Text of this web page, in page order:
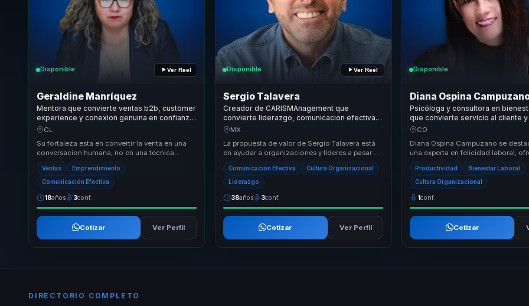
Disponible Ver Reel
Geraldine Manríquez
Mentora que convierte ventas b2b, customer
experience y conexion genuina en confianza
para emprendedores, lideres y equipos.
CL
Su fortaleza esta en convertir la venta en una
conversacion humana, no en una tecnica
agresiva. Combina experiencia emprendedora,
pedagog...
Ventas Emprendimiento
Comunicación Efectiva
18años 3conf.
Cotizar Ver Perfil
Disponible Ver Reel
Sergio Talavera
Creador de CARISMAnagement que
convierte liderazgo, comunicacion efectiva y
cultura humana en claridad, agilidad y
MX
La propuesta de valor de Sergio Talavera está
en ayudar a organizaciones y líderes a pasar de
culturas desgastadas o poco coherentes a en...
Comunicación Efectiva Cultura Organizacional
Liderazgo
38años 3conf.
Cotizar Ver Perfil
Disponible
Diana Ospina
Psicóloga y consultora en
que convierte servicio al cliente
tiempo en rendimiento, equilibrio
CO
Diana Ospina Campuzano se
una experta en felicidad laboral,
propuesta de valor única que
culturas ...
Productividad Bienestar Laboral
Cultura Organizacional
1conf.
Cotizar
DIRECTORIO COMPLETO